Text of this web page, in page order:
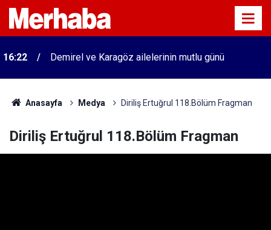
14:41
Anadolu'daki bu şehirde üretildi
Anasayfa Medya Diriliş Ertuğrul 118.Bölüm Fragman
Diriliş Ertuğrul 118.Bölüm Fragman